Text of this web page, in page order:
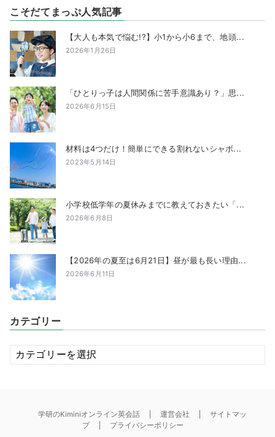
こそだてまっぷ人気記事
【大人も本気で悩む!?】小1から小6まで、地頭...
2026年1月26日
「ひとりっ子は人間関係に苦手意識あり？」思...
2026年6月15日
材料は4つだけ！簡単にできる割れないシャボ...
2023年5月14日
小学校低学年の夏休みまでに教えておきたい「...
2026年6月8日
【2026年の夏至は6月21日】昼が最も長い理由...
2026年6月11日
カテゴリー
カ
テ
学研のKiminiオンライン英会話 運営会社
サイトマッ
プ
プライバシーポリシー